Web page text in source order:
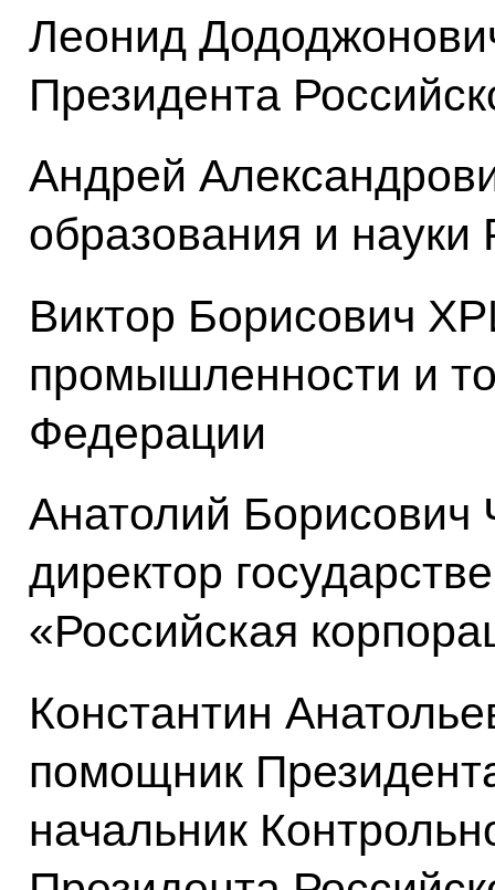
Леонид
Президента
Андрей
образования и
Виктор Борисович
промышленности и
Федерации
Анатолий
директор
«Российская
Константин
помощник
начальник